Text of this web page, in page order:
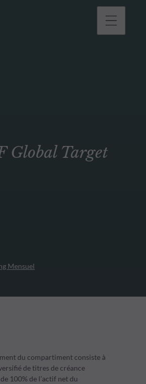
Global Target
Mensuel
du compartiment consiste à
de titres de créance
100% de l’actif net du